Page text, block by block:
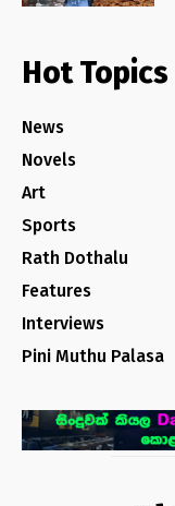
Hot Topics
News
Novels
Art
Sports
Rath Dothalu
Features
Interviews
Pini Muthu Palasa